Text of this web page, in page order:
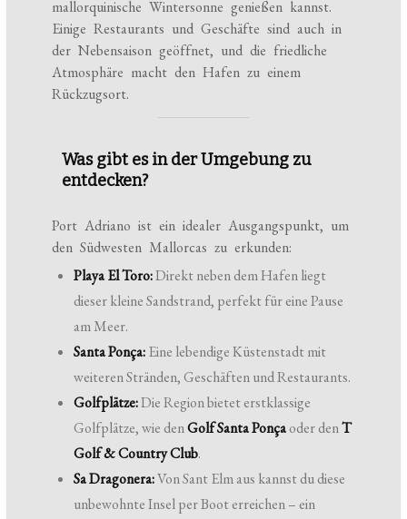
mallorquinische Wintersonne genießen kannst.
Einige Restaurants und Geschäfte sind auch in
der Nebensaison geöffnet, und die friedliche
Atmosphäre macht den Hafen zu einem
Rückzugsort.
Was gibt es in der Umgebung zu
entdecken?
Port Adriano ist ein idealer Ausgangspunkt, um
den Südwesten Mallorcas zu erkunden:
Playa El Toro:Direkt neben dem Hafen liegt
dieser kleine Sandstrand, perfekt für eine Pause
am Meer.
Santa Ponça:Eine lebendige Küstenstadt mit
weiteren Stränden, Geschäften und Restaurants.
Golfplätze:Die Region bietet erstklassige
Golfplätze, wie denGolf Santa Ponçaoder denT
Golf & Country Club.
Sa Dragonera:Von Sant Elm aus kannst du diese
unbewohnte Insel per Boot erreichen – ein